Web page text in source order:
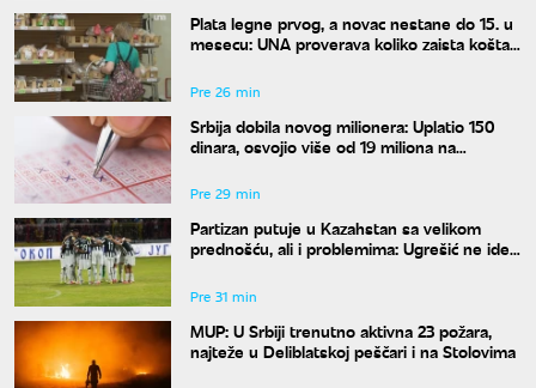
Plata legne prvog, a novac nestane do 15. u
mesecu: UNA proverava koliko zaista košta
Pre 26 min
Srbija dobila novog milionera: Uplatio 150
dinara, osvojio više od 19 miliona na
Pre 29 min
Partizan putuje u Kazahstan sa velikom
prednošću, ali i problemima: Ugrešić ne ide,
Pre 31 min
MUP: U Srbiji trenutno aktivna 23 požara,
najteže u Deliblatskoj peščari i na Stolovima